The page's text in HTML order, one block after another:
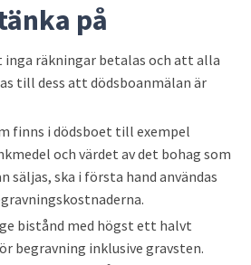
på
räkningar betalas och att alla
till dess att dödsboanmälan är
finns i dödsboet till exempel
och värdet av det bohag som
säljas, ska i första hand användas
bistånd med högst ett halvt
begravning inklusive gravsten.